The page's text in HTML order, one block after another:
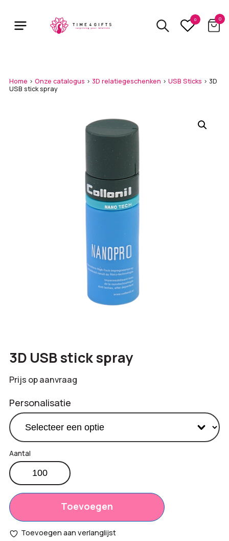
main
0 0
Home > Onze catalogus > 3D relatiegeschenken > USB Sticks > 3D
USB stick spray
3D USB stick spray
Prijs op aanvraag
Personalisatie
Totaal
opties:
€0,00
Bestelling
€0,00
3D
USB
stick
spray
aantal
Toevoegen
Toevoegen aan verlanglijst